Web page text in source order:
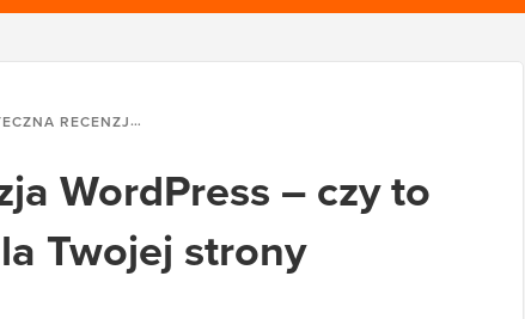
– CZY TO NAJLEPSZY WYBÓR DLA TWOJEJ STRONY INTERNETOWEJ?
WordPress – czy to
Twojej strony